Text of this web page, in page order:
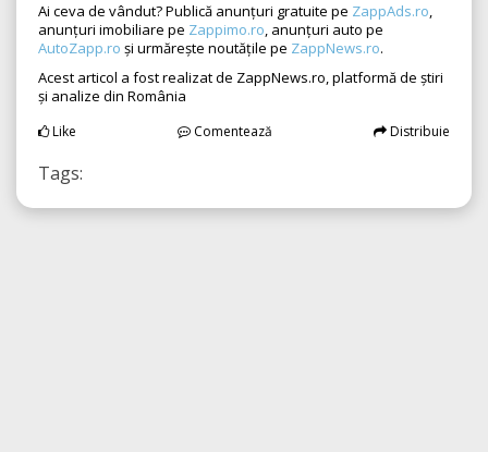
Ai ceva de vândut? Publică anunțuri gratuite pe ZappAds.ro,
anunțuri imobiliare pe Zappimo.ro, anunțuri auto pe
AutoZapp.ro și urmărește noutățile pe ZappNews.ro.
Acest articol a fost realizat de ZappNews.ro, platformă de știri
și analize din România
Like Comentează Distribuie
Tags: